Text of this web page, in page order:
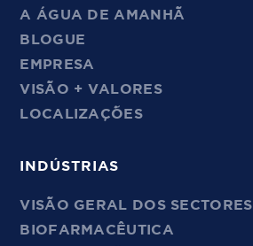
A ÁGUA DE AMANHÃ
BLOGUE
EMPRESA
VISÃO + VALORES
LOCALIZAÇÕES
INDÚSTRIAS
VISÃO GERAL DOS SECTORES
BIOFARMACÊUTICA